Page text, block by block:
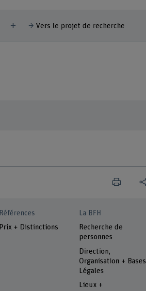
Afficher plus
Vers le projet de recherche
Références
Prix + Distinctions
La BFH
Recherche de
personnes
Direction,
Organisation + Bases
Légales
Lieux +